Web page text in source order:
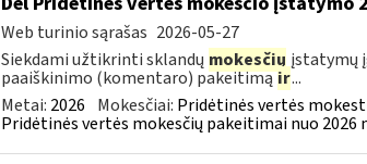
Web turinio sąrašas 2026-05-27
Siekdami užtikrinti sklandų mokesčių įstatymų
paaiškinimo (komentaro) pakeitimąir...
Metai: 2026 Mokesčiai: Pridėtinės vertės
Pridėtinės vertės mokesčių pakeitimai nuo 2026